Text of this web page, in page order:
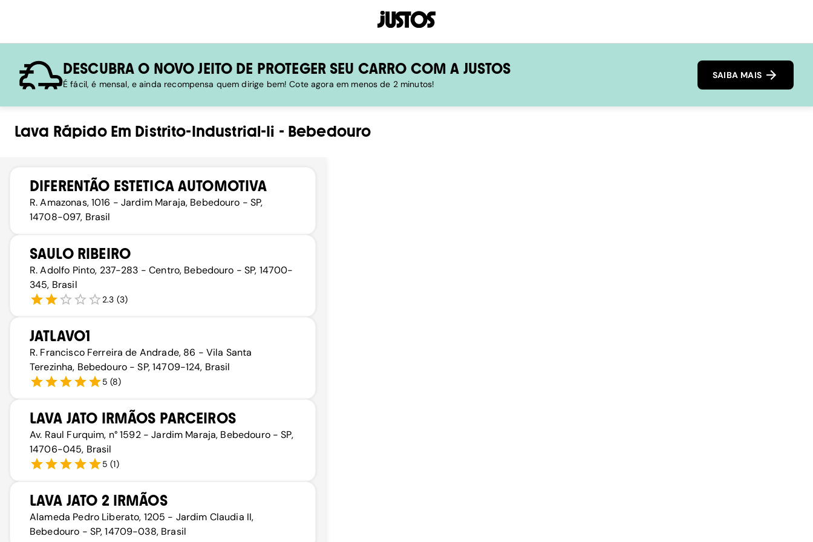
DESCUBRA O NOVO JEITO DE PROTEGER SEU CARRO COM A JUSTOS
É fácil, é mensal, e ainda recompensa quem dirige bem! Cote agora em menos de 2 minutos!
SAIBA MAIS
Lava RápidoEm Distrito-Industrial-Ii - Bebedouro
DIFERENTÃO ESTETICA AUTOMOTIVA
R. Amazonas, 1016 - Jardim Maraja, Bebedouro - SP,
14708-097, Brasil
SAULO RIBEIRO
R. Adolfo Pinto, 237-283 - Centro, Bebedouro - SP, 14700-
345, Brasil
2.3 (3)
JATLAVO1
R. Francisco Ferreira de Andrade, 86 - Vila Santa
Terezinha, Bebedouro - SP, 14709-124, Brasil
5 (8)
LAVA JATO IRMÃOS PARCEIROS
Av. Raul Furquim, n° 1592 - Jardim Maraja, Bebedouro - SP,
14706-045, Brasil
5 (1)
LAVA JATO 2 IRMÃOS
Alameda Pedro Liberato, 1205 - Jardim Claudia II,
Bebedouro - SP, 14709-038, Brasil